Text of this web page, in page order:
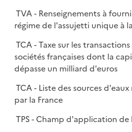
TVA - Renseignements à
régime de l'assujetti unique à
TCA - Taxe sur les
sociétés françaises dont la
dépasse un milliard d'euros
TCA - Liste des sources
par la France
TPS - Champ d'application de